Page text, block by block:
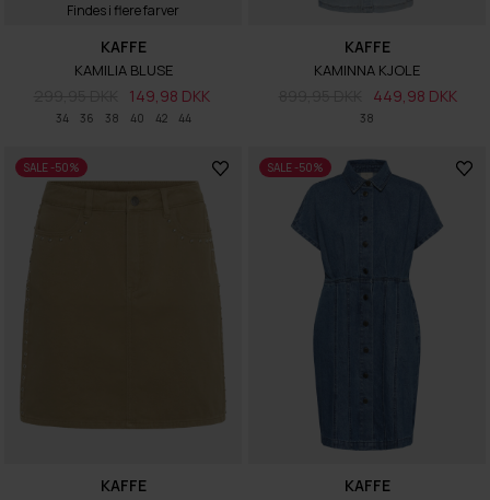
Findes i flere farver
34 36 38 40 42 44
KAFFE
KAMILIA BLUSE
149,98 DKK
38
KAFFE
KAMINNA KJOLE
449,98 DKK
SALE -50%
KAFFE
SALE -50%
KAFFE